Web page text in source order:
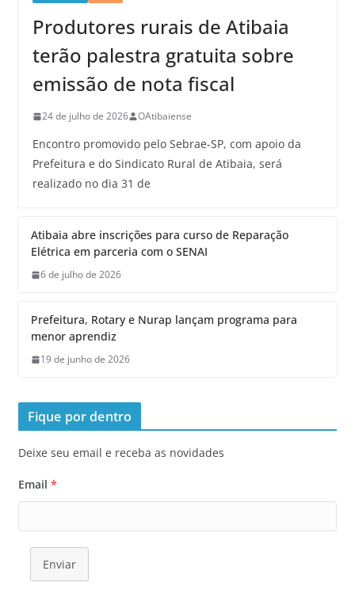
Produtores rurais de Atibaia
terão palestra gratuita sobre
emissão de nota fiscal
24 de julho de 2026 OAtibaiense
Encontro promovido pelo Sebrae-SP, com apoio da
Prefeitura e do Sindicato Rural de Atibaia, será
realizado no dia 31 de
Atibaia abre inscrições para curso de Reparação
Elétrica em parceria com o SENAI
6 de julho de 2026
Prefeitura, Rotary e Nurap lançam programa para
menor aprendiz
19 de junho de 2026
Fique por dentro
Deixe seu email e receba as novidades
Email *
Enviar